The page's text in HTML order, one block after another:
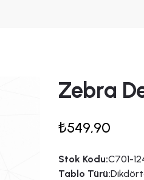
Zebra
₺549,90
Stok Kodu:C701-
Tablo Türü: